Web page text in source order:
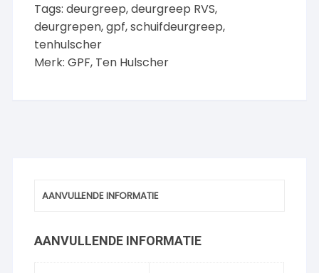
Tags:deurgreep,deurgreep RVS,
deurgrepen,gpf,schuifdeurgreep,
tenhulscher
Merk:GPF, Ten Hulscher
AANVULLENDE INFORMATIE
AANVULLENDE INFORMATIE